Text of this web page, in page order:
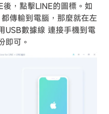
，點擊LINE的圖標。如
傳輸到電腦，那麼就在左
USB數據線 連接手機到電
即可。